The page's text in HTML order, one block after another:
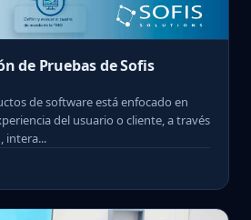
de Pruebas de Sofis
de software está enfocado en
del usuario o cliente, a través
intera...